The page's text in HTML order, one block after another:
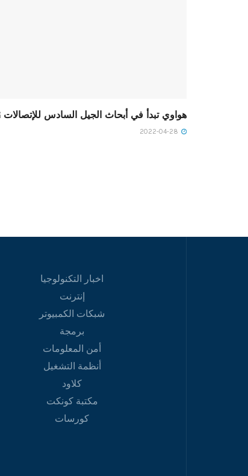
هواوي تبدأ في أبحاث الجيل السادس للإتصالات 6G
اخبار التكنولوجيا
إنترنت
شبكات الكمبيوتر
برمجة
أمن المعلومات
أنظمة التشغيل
كلاود
مكتبة كونكت
كورسات